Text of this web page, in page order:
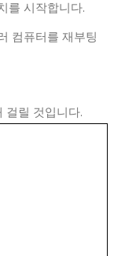
를 시작합니다.
컴퓨터를 재부팅
걸릴 것입니다.